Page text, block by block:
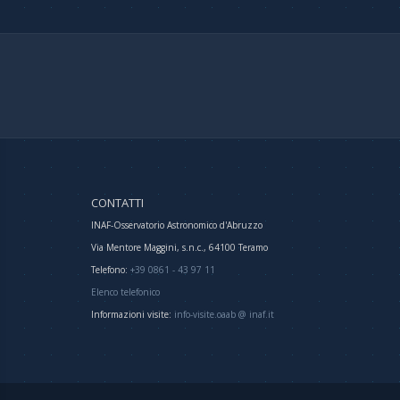
CONTATTI
INAF-Osservatorio Astronomico d'Abruzzo
Via Mentore Maggini, s.n.c., 64100 Teramo
Telefono: +39 0861 - 43 97 11
Elenco telefonico
Informazioni visite: info-visite.oaab @ inaf.it